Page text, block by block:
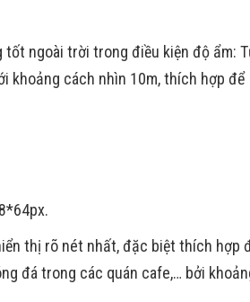
tốt ngoài trời trong điều kiện độ ẩm:
khoảng cách nhìn 10m, thích hợp để
thị rõ nét nhất, đặc biệt thích hợp
đá trong các quán cafe,… bởi